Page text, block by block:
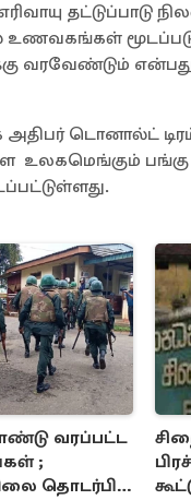
தட்டுப்பாடு
உணவகங்கள்
வரவேண்டும்
டொனால்ட்
உலகமெங்கும்
வரப்பட்ட
;
தொடர்பில்